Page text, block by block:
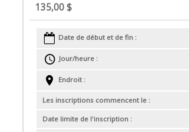
135,00 $
Date de début et de fin :
Jour/heure :
Endroit :
Les inscriptions commencent le :
Date limite de l'inscription :